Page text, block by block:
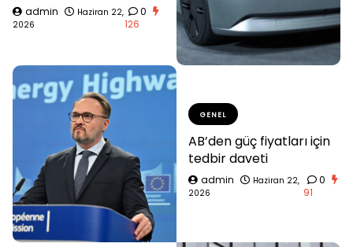
admin
Haziran 22,
2026
0
126
GENEL
AB’den güç fiyatları için
tedbir daveti
admin
Haziran 22,
2026
0
91